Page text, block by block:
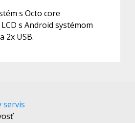
s Octo core
s Android systémom
2x USB.
servis